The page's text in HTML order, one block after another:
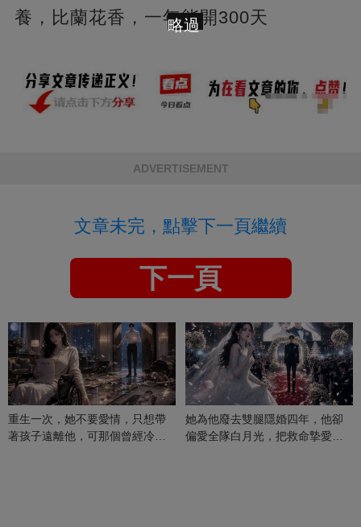
養，比蘭花香，一年能開300天
ADVERTISEMENT
文章未完，點擊下一頁繼續
下一頁
重生一次，她不要愛情，只想帶
著孩子遠離他，可那個曾經冷漠
她為他廢去雙腿隱婚四年，他卻
偏愛全隊白月光，把救命摯愛當
略過